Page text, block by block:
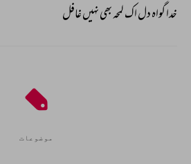
خدا گواہ دل اک لمحہ بھی نہیں غافل
موضوعات